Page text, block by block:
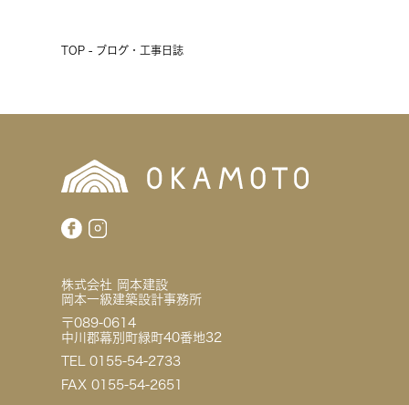
TOP - ブログ・工事日誌
株式会社 岡本建設
岡本一級建築設計事務所
〒089-0614
中川郡幕別町緑町40番地32
TEL 0155-54-2733
FAX 0155-54-2651